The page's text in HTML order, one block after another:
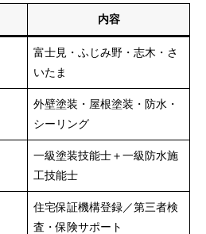
内容
富士見・ふじみ野・志木・さ
いたま
外壁塗装・屋根塗装・防水・
シーリング
一級塗装技能士＋一級防水施
工技能士
住宅保証機構登録／第三者検
査・保険サポート